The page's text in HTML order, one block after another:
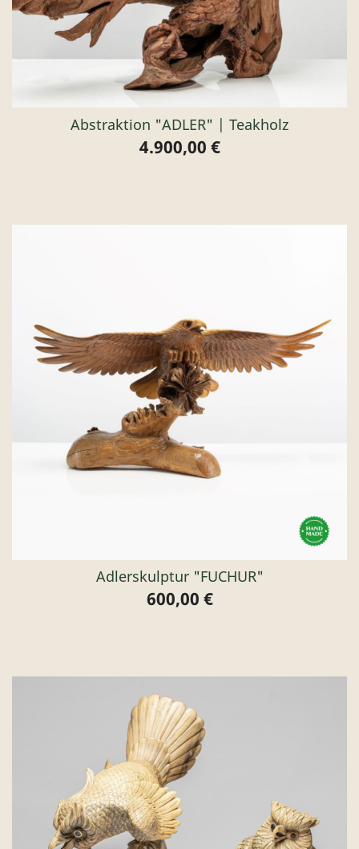
Abstraktion "ADLER" | Teakholz
Preis
4.900,00 €
Adlerskulptur "FUCHUR"
Preis
600,00 €